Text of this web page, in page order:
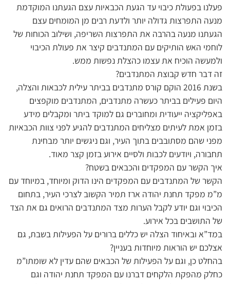
פעלנו בפעולת כיבוי עד הגעת הכבאיות עצם הגעתנו המוקדמת
מנעה התפרצות גדולה יותר ולדעת רבים מן המומחים עצם
הגעתנו מנעה בהרבה את התפרצות השריפה, ושילוב הכוחות של
לוחמי האש הותיקים עם המתנדבים קיצר את פעולת הכיבוי
ולמעשה הוכיח את עצמו כהצלת נפשות ממש.
זה דבר חדש קבוצת המתנדבים?
בשנת 2016 הוקם קורס מתנדבים בביתר עילית לכבאות והצלה,
היום פעילים בביתר כעשרה מתנדבים, המתנדבים מוקפצים
באפליקציה ייעודית ומחוברים גם למוקד ביתר ומקבלים מידע
בזמן אמת לעיתים מצליחים המתנדבים להגיע לפני צוות הכבאיות
מפני שהם מסתובבים בתוך העיר, וגם ניגשים יותר מבחינת
תחבורה, ויודעים לכבות ולסיים אירוע בזמן קצר מאוד.
איך הקשר עם המפקדים והכבאים בשטח?
הקשר של המתנדבים עם המפקדים הינו הדוק ומיוחד, במיוחד עם
מ”מ מפקד תחנת יהודה ארז תמיר הקשוב לצרכי העיר, בתחום
הכיבוי וגם יודע לקבל הערות מצד המתנדבים הרואים גם את הצד
של התושבים בכל אירוע.
במד”א ובאיחוד הצלה יש כללים ברורים על הפעילות בשבת, גם
אצלכם יש הוראות מיוחדות בעניין?
בהחלט כן, וגם על הפעילות של הכבאים שהם עדין לא שומתו”מ
כחלק מהפקת הלקחים דברנו עם המפקד תחנת יהודה וגם